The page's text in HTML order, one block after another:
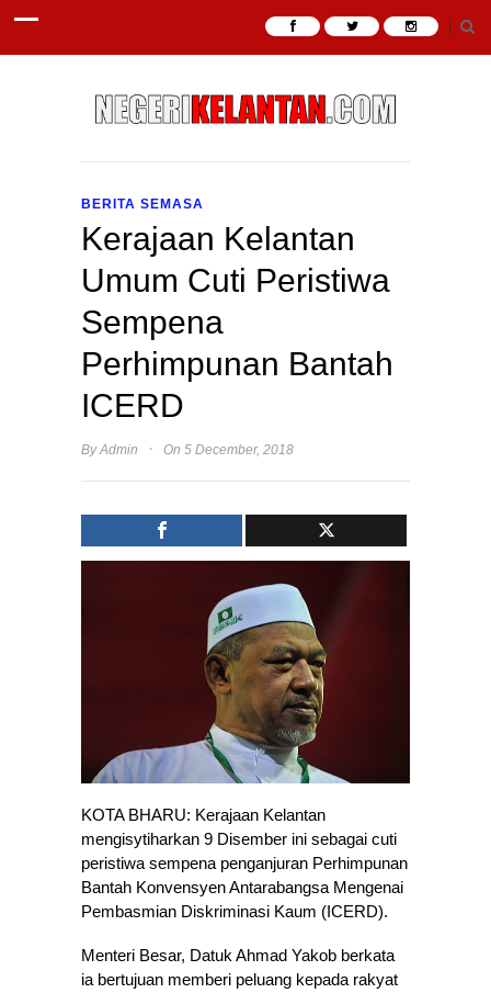
BERITA SEMASA
Kerajaan Kelantan
Umum Cuti Peristiwa
Sempena
Perhimpunan Bantah
ICERD
ByAdmin · On 5 December, 2018
KOTA BHARU: Kerajaan Kelantan
mengisytiharkan 9 Disember ini sebagai cuti
peristiwa sempena penganjuran Perhimpunan
Bantah Konvensyen Antarabangsa Mengenai
Pembasmian Diskriminasi Kaum (ICERD).
Menteri Besar, Datuk Ahmad Yakob berkata
ia bertujuan memberi peluang kepada rakyat